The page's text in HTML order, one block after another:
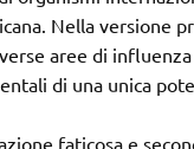
Nella versione
aree di
di una unica
faticosa e